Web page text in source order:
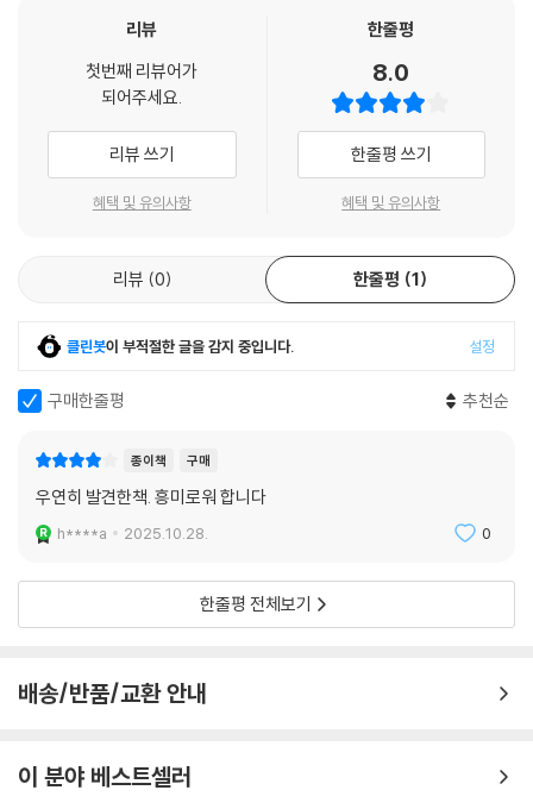
통해 수의학의 폭넓은 세계를 전한다. 수의학은 단지 동물의 질병을 치료
람 모두의 건강을 위해 필요하다는 것을 깨닫게 한다. 수많은 생명을 구한
인슐린의 발견이나 코로나19를 예방하는 백신 개발 과정 사례를 자세히
살펴보면, 지금 인간이 누리는 건강한 삶이 동물 덕분이며 이 동물의 희생
을 가볍게 생각하지 않아야 할 자세라고 강조한다. 이러한 저자의 시선을
따라가다 보면 동물의 질병과 치료를 연구하는 활동이 동물은 물론 사람의
이해하게 될 것이다. 나아가 인류의 미래까지 내다볼 수 있게 한다.
동물, 인간은 지구 공동체다!
인간은 동물 없이는 살아갈 수 없을 것이다. 수만 년에 걸쳐서 인류는 야생
히 식량 자원이 되고 있는 염소, 돼지, 소, 닭 등과 같은 농장동물이 없다면
구로서 삶을 공유한다. 삶을 공유한다는 것은 질병을 일으키는 환경을 공
유한다는 말과도 같다. 반려동물의 질병과 치료는 결국 인간의 보건과 건
유이기도 하다. ‘만약 동물이 없다면 어떻게 될까?’, ‘동물과 사람 모두를 위
해서 무엇을 해야 할까?’, ‘동물 복제는 해야 할까?’, ‘동물 실험을 꼭 해야
인간, 지구가 상생하는 방법을 찾는 길이다.
자신이 선택한 학문을 열정적으로 공부하고 연구한 경험을 나눌 수 있다는
리뷰
첫번째 리뷰어가
되어주세요.
리뷰 쓰기
혜택 및 유의사항
한줄평
8.0
한줄평 쓰기
혜택 및 유의사항
리뷰 0 한줄평 1
클린봇이 부적절한 글을 감지 중입니다. 설정
구매한줄평 추천순
종이책 구매
우연히 발견한책. 흥미로워 합니다
h****a 2025.10.28. 0
한줄평 전체보기
배송/반품/교환 안내
이 분야 베스트셀러